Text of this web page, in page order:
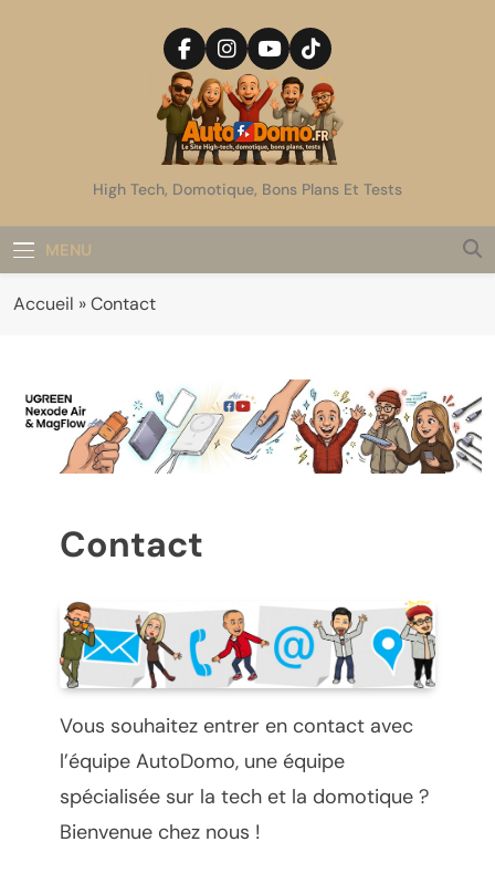
AutoDomo
High Tech, Domotique, Bons Plans Et Tests
MENU
Accueil »Contact
Contact
Vous souhaitez entrer en contact avec
l’équipe AutoDomo, une équipe
spécialisée sur la tech et la domotique ?
Bienvenue chez nous !